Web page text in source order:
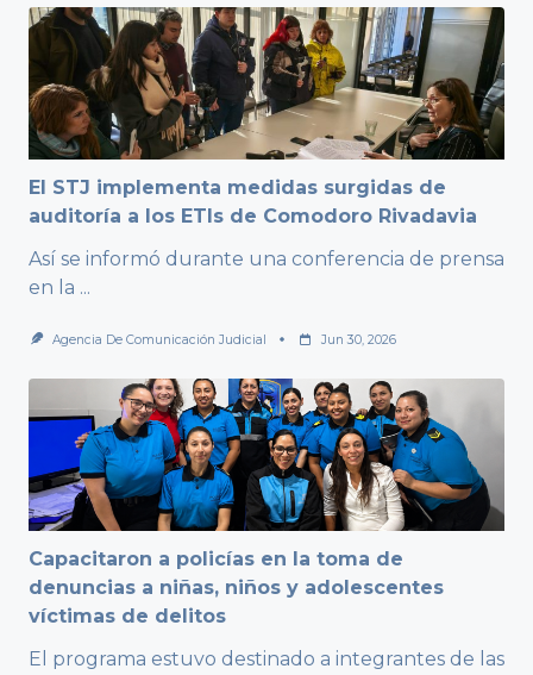
El STJ implementa medidas surgidas de
auditoría a los ETIs de Comodoro Rivadavia
Así se informó durante una conferencia de prensa
en la ...
Agencia De Comunicación Judicial Jun 30, 2026
Capacitaron a policías en la toma de
denuncias a niñas, niños y adolescentes
víctimas de delitos
El programa estuvo destinado a integrantes de las